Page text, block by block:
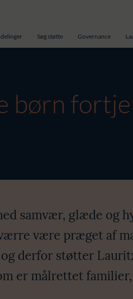
Søg støtte Governance
børn
samvær, glæde og
være præget af
derfor støtter
er målrettet